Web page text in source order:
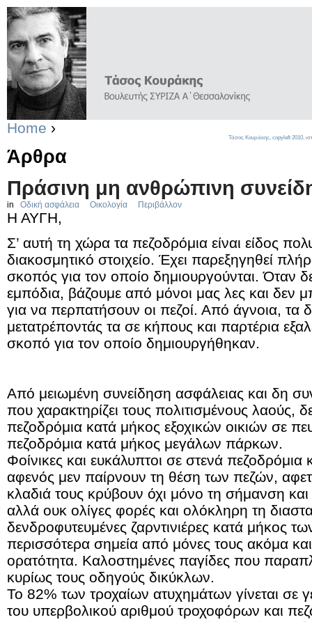
Home ›
Άρθρα
Πράσινη μη ανθρώπινη
in Οδική ασφάλεια Οικολογία Περιβάλλον
Η ΑΥΓΗ,
Σ’ αυτή τη χώρα τα πεζοδρόμια είναι είδος
διακοσμητικό στοιχείο. Έχει παρεξηγηθεί
σκοπός για τον οποίο δημιουργούνται. Όταν
εμπόδια, βάζουμε από μόνοι μας λες και δεν
για να περπατήσουν οι πεζοί. Από άγνοια, τα
μετατρέποντάς τα σε κήπους και παρτέρια
σκοπό για τον οποίο δημιουργήθηκαν.
Από μειωμένη συνείδηση ασφάλειας και δη
που χαρακτηρίζει τους πολιτισμένους λαούς,
πεζοδρόμια κατά μήκος εξοχικών οικιών σε
πεζοδρόμια κατά μήκος μεγάλων πάρκων.
Φοίνικες και ευκάλυπτοι σε στενά
αφενός μεν παίρνουν τη θέση των πεζών,
κλαδιά τους κρύβουν όχι μόνο τη σήμανση
αλλά ουκ ολίγες φορές και ολόκληρη τη
δενδροφυτευμένες ζαρντινιέρες κατά μήκος
περισσότερα σημεία από μόνες τους ακόμα
ορατότητα. Καλοστημένες παγίδες που
κυρίως τους οδηγούς δικύκλων.
Το 82% των τροχαίων ατυχημάτων γίνεται σε
του υπερβολικού αριθμού τροχοφόρων και
Τάσος Κουράκης, copyleft 2010,